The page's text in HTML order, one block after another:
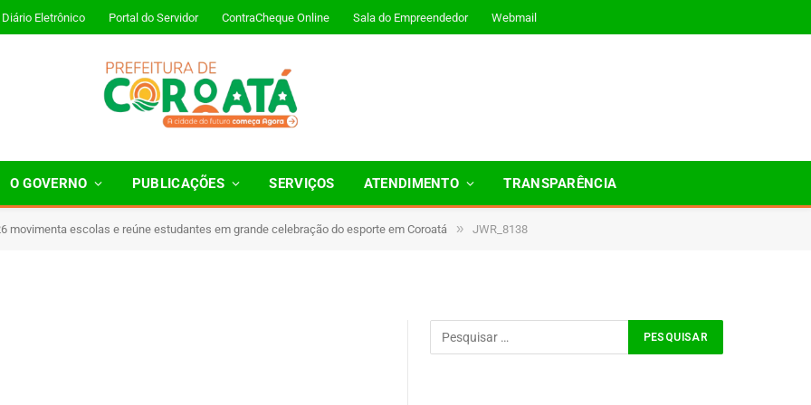
Diário Eletrônico Portal do Servidor ContraCheque Online Sala do Empreendedor Webmail
O GOVERNO PUBLICAÇÕES SERVIÇOS ATENDIMENTO TRANSPARÊNCIA
movimenta escolas e reúne estudantes em grande celebração do esporte em Coroatá » JWR_8138